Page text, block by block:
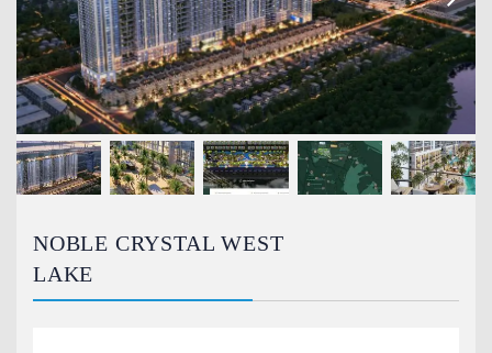
NOBLE CRYSTAL WEST
LAKE